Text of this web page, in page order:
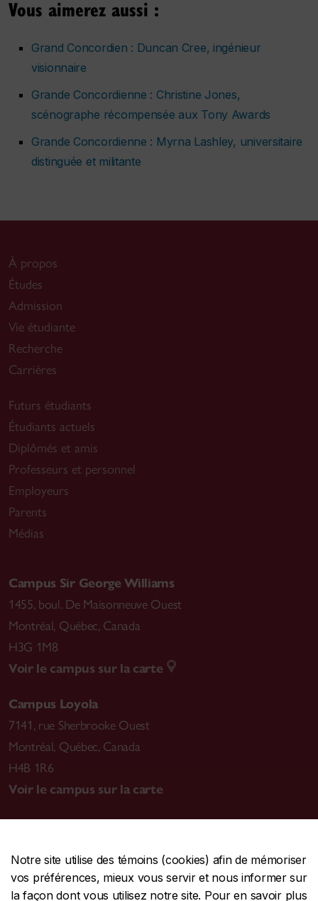
Notre site utilise des témoins (cookies) afin de mémoriser
vos préférences, mieux vous servir et nous informer sur
la façon dont vous utilisez notre site. Pour en savoir plus
Vous aimerez aussi :
Grand Concordien : Duncan Cree, ingénieur
visionnaire
Grande Concordienne : Christine Jones,
scénographe récompensée aux Tony Awards
Grande Concordienne : Myrna Lashley, universitaire
distinguée et militante
À propos
Études
Admission
Vie étudiante
Recherche
Carrières
Futurs étudiants
Étudiants actuels
Diplômés et amis
Professeurs et personnel
Employeurs
Parents
Médias
Campus Sir George Williams
1455, boul. De Maisonneuve Ouest
Montréal, Québec, Canada
H3G 1M8
Voir le campus sur la carte
Campus Loyola
7141, rue Sherbrooke Ouest
Montréal, Québec, Canada
H4B 1R6
Voir le campus sur la carte
CENTRALE514-848-2424
URGENCE514-848-3717